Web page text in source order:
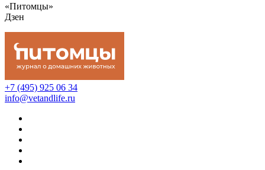
«Питомцы»
Дзен
+7 (495) 925 06 34
info@vetandlife.ru